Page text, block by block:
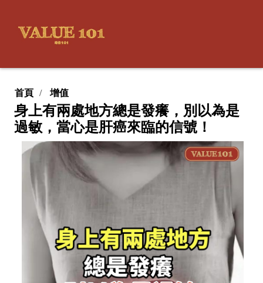
首頁 增值
身上有兩處地方總是發癢，別以為是
過敏，當心是肝癌來臨的信號！